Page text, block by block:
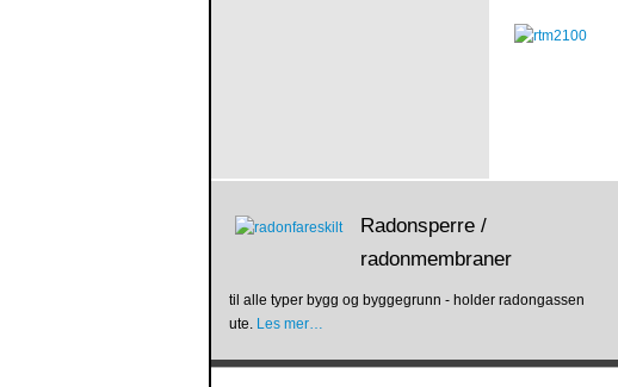
Radonsperre /
radonmembraner
til alle typer bygg og byggegrunn - holder radongassen
ute. Les mer…